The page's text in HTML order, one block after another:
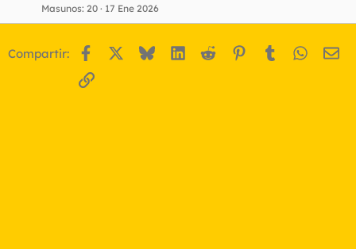
Masunos 20 17 Ene 2026
Compartir: Facebook BlueskyLinkedIn
Reddit Pinterest
Tumblr
Enlace